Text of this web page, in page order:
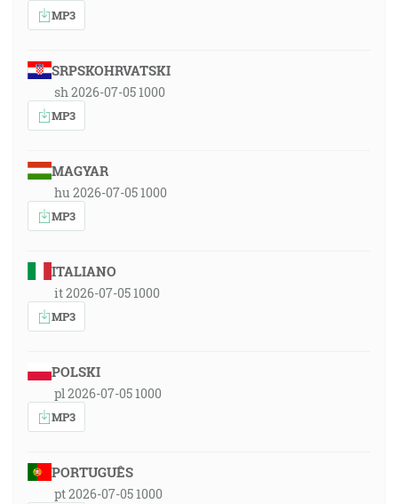
MP3
SRPSKOHRVATSKI
sh 2026-07-05 1000
MP3
MAGYAR
hu 2026-07-05 1000
MP3
ITALIANO
it 2026-07-05 1000
MP3
POLSKI
pl 2026-07-05 1000
MP3
PORTUGUÊS
pt 2026-07-05 1000